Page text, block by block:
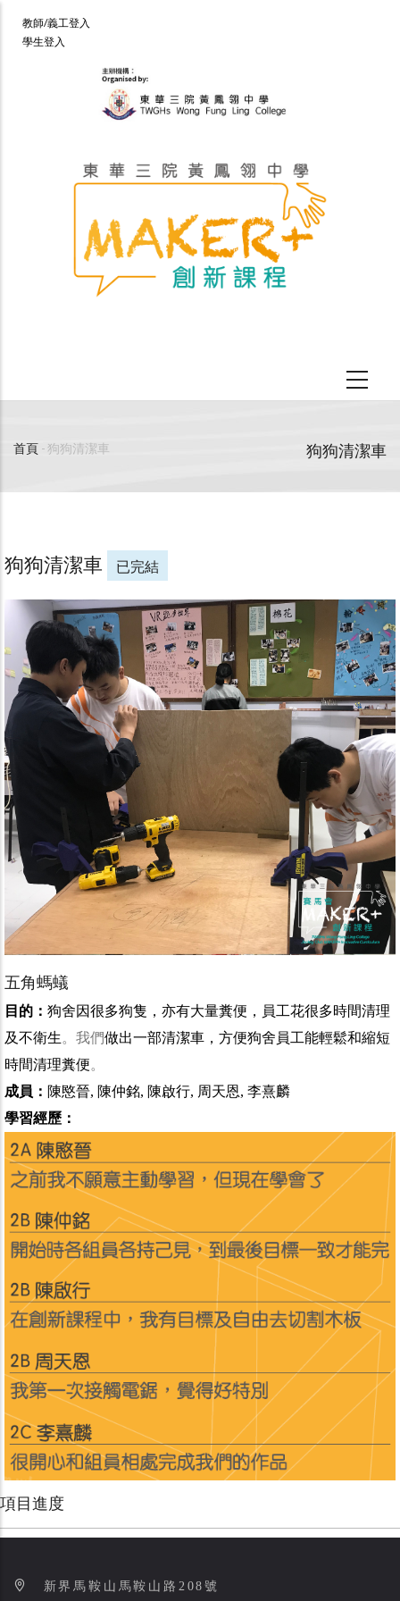
User
account
教師/義工登入
學生登入
狗狗清潔車
導
連
結
首頁 - 狗狗清潔車
狗狗清潔車 已完結
五角螞蟻
目的： 狗舍因很多狗隻，亦有大量糞便，員工花很多時間清理
及不衛生。我們做出一部清潔車，方便狗舍員工能輕鬆和縮短
時間清理糞便。
成員： 陳愍晉, 陳仲銘, 陳啟行, 周天恩, 李熹麟
學習經歷：
項目進度
新界馬鞍山馬鞍山路208號